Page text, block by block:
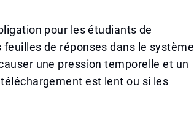
pour les étudiants de
de réponses dans le système
une pression temporelle et un
est lent ou si les